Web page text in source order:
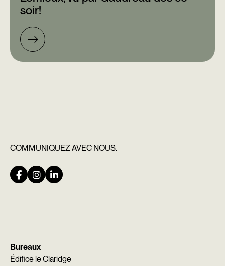
soir!
COMMUNIQUEZAVEC NOUS.
Bureaux
Édifice le Claridge